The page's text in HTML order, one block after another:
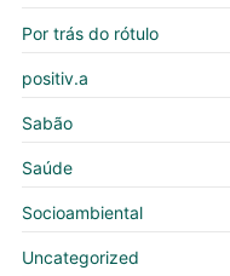
Por trás do rótulo
positiv.a
Sabão
Saúde
Socioambiental
Uncategorized